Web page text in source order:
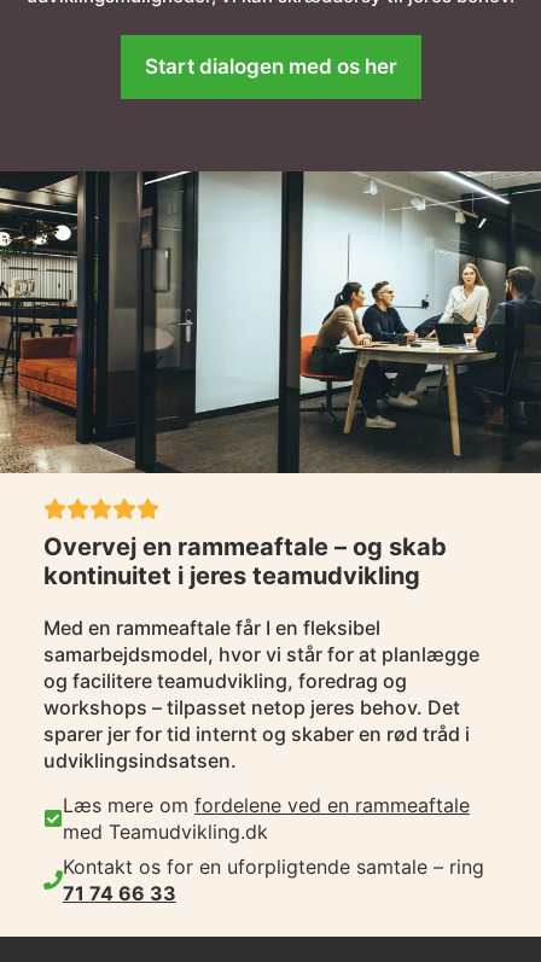
Start dialogen med os her
Overvej en rammeaftale – og skab
kontinuitet i jeres teamudvikling
Med en rammeaftale får I en fleksibel
samarbejdsmodel, hvor vi står for at planlægge
og facilitere teamudvikling, foredrag og
workshops – tilpasset netop jeres behov. Det
sparer jer for tid internt og skaber en rød tråd i
udviklingsindsatsen.
Læs mere om fordelene ved en rammeaftale
med Teamudvikling.dk
Kontakt os for en uforpligtende samtale – ring
71 74 66 33